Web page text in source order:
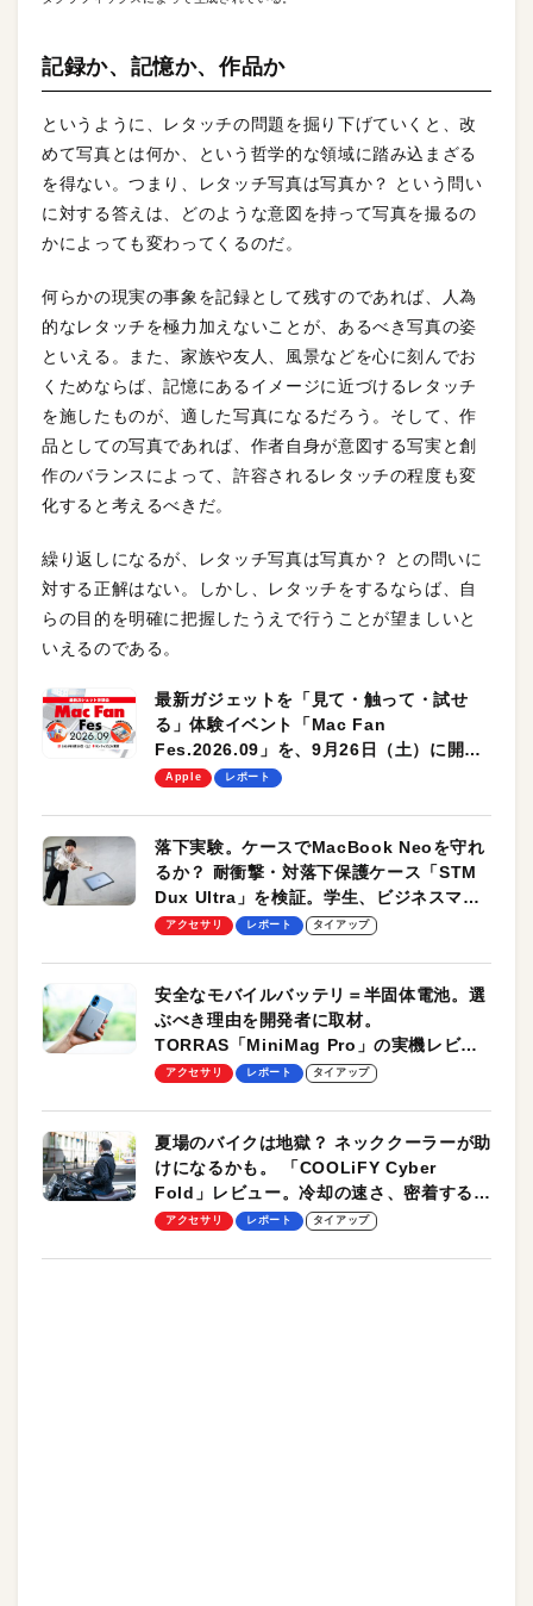
記録か、記憶か、作品か
というように、レタッチの問題を掘り下げていくと、改
めて写真とは何か、という哲学的な領域に踏み込まざる
を得ない。つまり、レタッチ写真は写真か？ という問い
に対する答えは、どのような意図を持って写真を撮るの
かによっても変わってくるのだ。
何らかの現実の事象を記録として残すのであれば、人為
的なレタッチを極力加えないことが、あるべき写真の姿
といえる。また、家族や友人、風景などを心に刻んでお
くためならば、記憶にあるイメージに近づけるレタッチ
を施したものが、適した写真になるだろう。そして、作
品としての写真であれば、作者自身が意図する写実と創
作のバランスによって、許容されるレタッチの程度も変
化すると考えるべきだ。
繰り返しになるが、レタッチ写真は写真か？ との問いに
対する正解はない。しかし、レタッチをするならば、自
らの目的を明確に把握したうえで行うことが望ましいと
いえるのである。
最新ガジェットを「見て・触って・試せ
る」体験イベント「Mac Fan
Fes.2026.09」を、9月26日（土）に開催
します！
Apple レポート
落下実験。ケースでMacBook Neoを守れ
るか？ 耐衝撃・対落下保護ケース「STM
Dux Ultra」を検証。学生、ビジネスマン
のモバイルユースに最適！
アクセサリ レポート タイアップ
安全なモバイルバッテリ＝半固体電池。選
ぶべき理由を開発者に取材。
TORRAS「MiniMag Pro」の実機レビュ
ーも
アクセサリ レポート タイアップ
夏場のバイクは地獄？ ネッククーラーが助
けになるかも。 「COOLiFY Cyber
Fold」レビュー。冷却の速さ、密着する冷
却プレート、シンプルな操作性がグッド！
アクセサリ レポート タイアップ